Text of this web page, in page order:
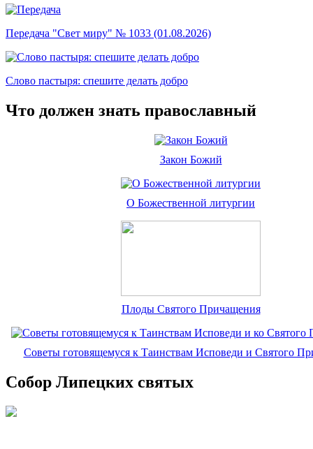
Передача "Свет миру" № 1033 (01.08.2026)
Слово пастыря: спешите делать добро
Что должен знать православный
Закон Божий
О Божественной литургии
Плоды Святого Причащения
Советы готовящемуся к Таинствам Исповеди и Святого
Собор Липецких святых